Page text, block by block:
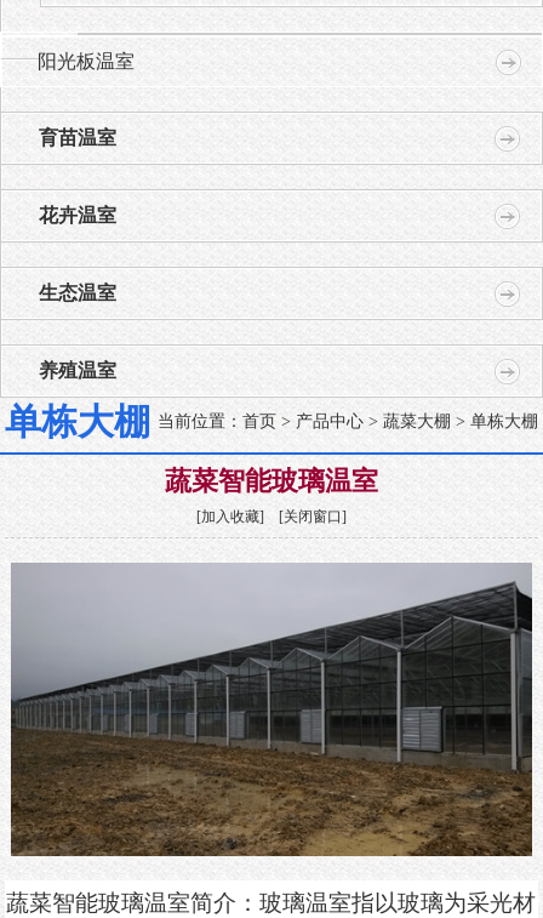
阳光板温室
育苗温室
花卉温室
生态温室
养殖温室
单栋大棚 当前位置： 首页> 产品中心> 蔬菜大棚 > 单栋大棚
蔬菜智能玻璃温室
[加入收藏] [关闭窗口]
蔬菜智能玻璃温室简介：玻璃温室指以玻璃为采光材